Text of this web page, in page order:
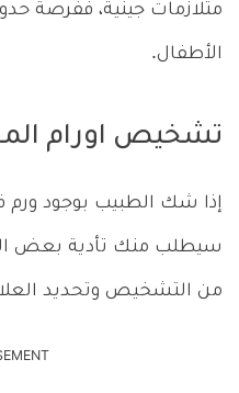
متلازمات جينية، ففرصة
الأطفال.
تشخيص اورام
إذا شك الطبيب بوجود ورم
سيطلب منك تأدية بعض
من التشخيص وتحديد